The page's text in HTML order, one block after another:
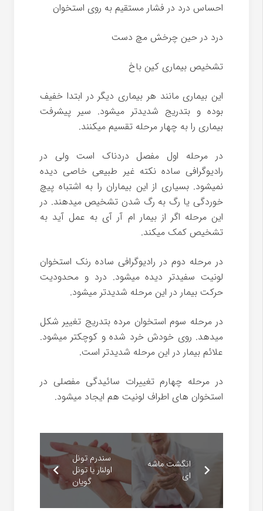
احساس درد در فشار مستقیم به روی استخوان
درد در حین چرخش مچ دست
تشخیص بیماری کین باخ
این بیماری مانند هر بیماری دیگر در ابتدا خفیف
بوده و بتدریج شدیدتر میشود. سیر پیشرفت
بیماری را به چهار مرحله تقسیم میکنند.
در مرحله اول مفصل دردناک است ولی در
رادیوگرافی ساده نکته غیر طبیعی خاصی دیده
نمیشود. بسیاری از این بیماران را به اشتباه پیچ
خوردگی یا رگ به رگ شدن تشخیص میدهند. در
این مرحله اگر از بیمار ام آر آی به عمل آید به
تشخیص کمک میکند.
در مرحله دوم در رادیوگرافی ساده رنک استخوان
لونیت سفیدتر دیده میشود. درد و محدودیت
حرکت بیمار در این مرحله شدیدتر میشود.
در مرحله سوم استخوان مرده بتدریج تغییر شکل
میدهد. روی خودش خرد شده و کوچکتر میشود.
علائم بیمار در این مرحله شدیدتر است.
در مرحله چهارم تغییرات سائیدگی مفصلی در
استخوان های اطراف لونیت هم ایجاد میشود.
سندرم تونل
اولنار یا تونل
گویان
انگشت ماشه
ای